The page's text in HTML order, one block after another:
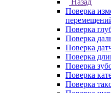
Назад
Поверка
Поверка
Поверка
Поверка
Поверка
Поверка
Поверка
Поверка